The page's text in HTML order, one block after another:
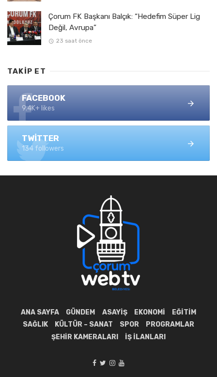
Çorum FK Başkanı Balçık: “Hedefim Süper Lig
Değil, Avrupa”
23 saat önce
TAKIP ET
FACEBOOK
9.4K+ likes
TWITTER
134 followers
ANA SAYFA GÜNDEM ASAYIŞ EKONOMI
EĞITIM
SAĞLIK
KÜLTÜR – SANAT SPOR
PROGRAMLAR
ŞEHIR KAMERALARI
İŞ İLANLARI